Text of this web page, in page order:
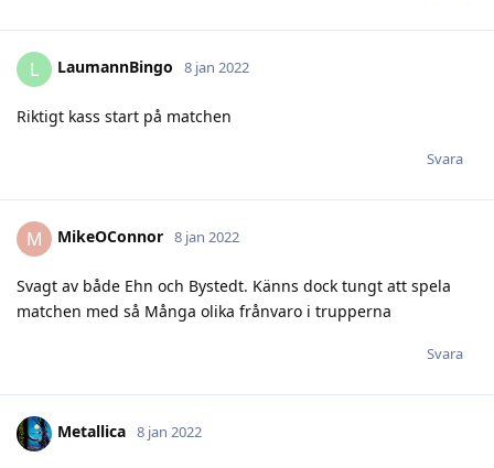
L LaumannBingo 8 jan 2022
Riktigt kass start på matchen
Svara
M MikeOConnor 8 jan 2022
Svagt av både Ehn och Bystedt. Känns dock tungt att spela
matchen med så Många olika frånvaro i trupperna
Svara
Metallica 8 jan 2022